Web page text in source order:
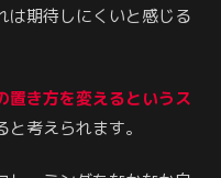
は期待しにくいと感じる
置き方を変えるというス
考えられます。